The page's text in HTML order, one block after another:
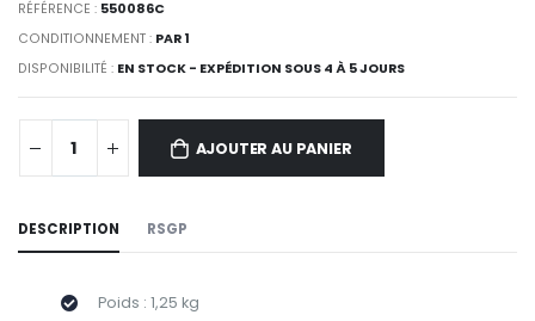
RÉFÉRENCE : 550086C
CONDITIONNEMENT : PAR 1
DISPONIBILITÉ : EN STOCK - EXPÉDITION SOUS 4 À 5 JOURS
AJOUTER AU PANIER
DESCRIPTION RSGP
Poids : 1,25 kg